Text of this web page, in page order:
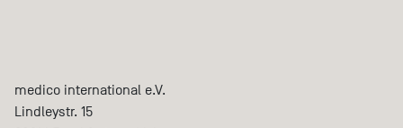
medico international e.V.
Lindleystr. 15